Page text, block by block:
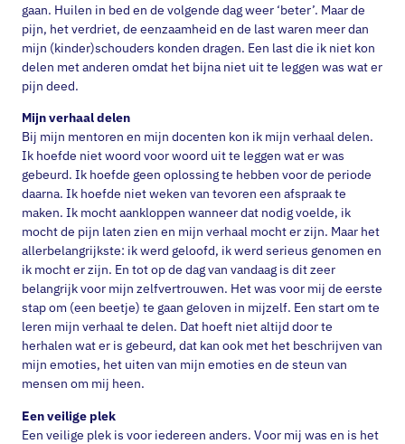
gaan. Huilen in bed en de volgende dag weer ‘beter’. Maar de
pijn, het verdriet, de eenzaamheid en de last waren meer dan
mijn (kinder)schouders konden dragen. Een last die ik niet kon
delen met anderen omdat het bijna niet uit te leggen was wat er
pijn deed.
Mijn verhaal delen
Bij mijn mentoren en mijn docenten kon ik mijn verhaal delen.
Ik hoefde niet woord voor woord uit te leggen wat er was
gebeurd. Ik hoefde geen oplossing te hebben voor de periode
daarna. Ik hoefde niet weken van tevoren een afspraak te
maken. Ik mocht aankloppen wanneer dat nodig voelde, ik
mocht de pijn laten zien en mijn verhaal mocht er zijn. Maar het
allerbelangrijkste: ik werd geloofd, ik werd serieus genomen en
ik mocht er zijn. En tot op de dag van vandaag is dit zeer
belangrijk voor mijn zelfvertrouwen. Het was voor mij de eerste
stap om (een beetje) te gaan geloven in mijzelf. Een start om te
leren mijn verhaal te delen. Dat hoeft niet altijd door te
herhalen wat er is gebeurd, dat kan ook met het beschrijven van
mijn emoties, het uiten van mijn emoties en de steun van
mensen om mij heen.
Een veilige plek
Een veilige plek is voor iedereen anders. Voor mij was en is het